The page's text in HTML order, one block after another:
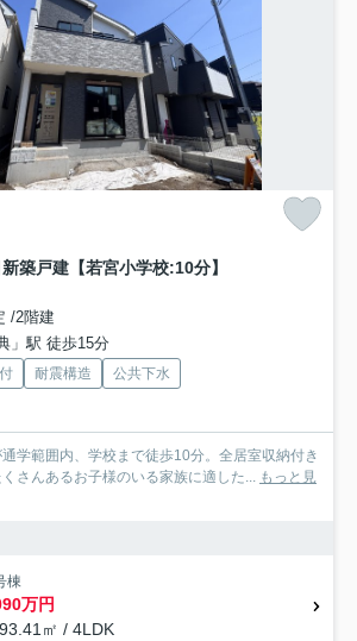
築戸建【若宮小学校:10分】
/2階建
」駅 徒歩15分
耐震構造
公共下水
学範囲内、学校まで徒歩10分。全居室収納付き
さんあるお子様のいる家族に適した... もっと見
棟
万円
㎡ / 4LDK